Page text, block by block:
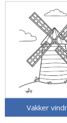
Vakker